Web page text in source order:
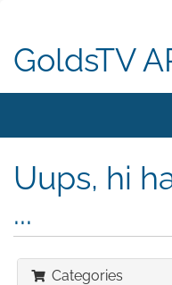
GoldsTV
Uups, hi
...
Categories